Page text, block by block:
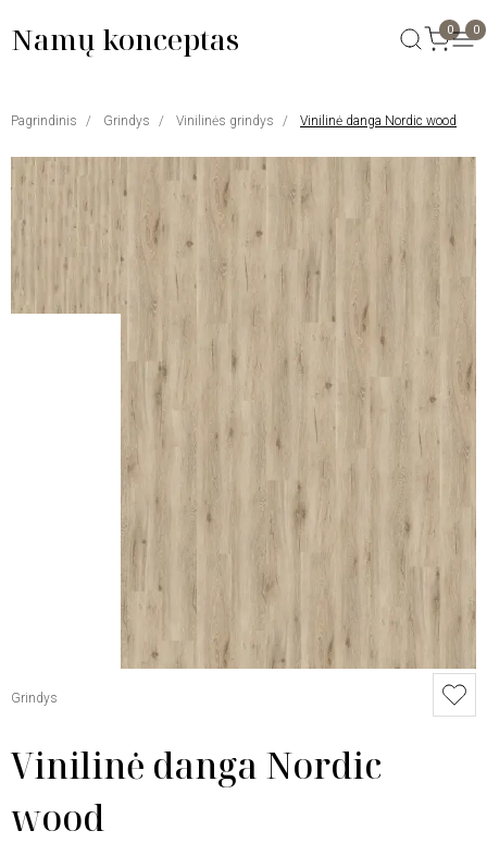
Namų konceptas 0 0
Pagrindinis Grindys Vinilinės grindys Vinilinė danga Nordic wood
Grindys
Vinilinė danga Nordic
wood